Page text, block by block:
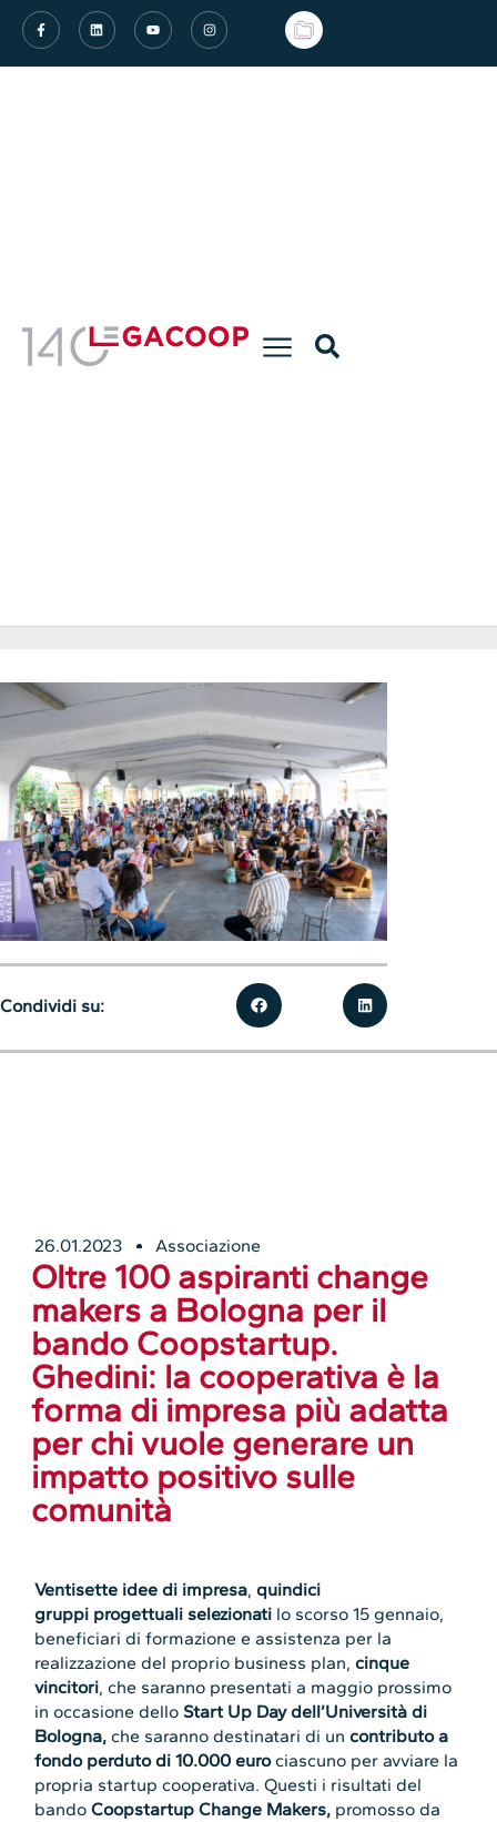
26.01.2023 Associazione
Oltre 100 aspiranti change
makers a Bologna per il
bando Coopstartup.
Ghedini: la cooperativa è la
forma di impresa più adatta
per chi vuole generare un
impatto positivo sulle
comunità
Ventisette idee di impresa,quindici
gruppi progettuali selezionati lo scorso 15 gennaio,
beneficiari di formazione e assistenza per la
realizzazione del proprio business plan,cinque
vincitori, che saranno presentati a maggio prossimo
in occasione dello Start Up Day dell’Università di
Bologna,che saranno destinatari di uncontributo a
fondo perduto di 10.000 eurociascuno per avviare la
propria startup cooperativa. Questi i risultati del
bandoCoopstartup Change Makers, promosso da
Condividi su: